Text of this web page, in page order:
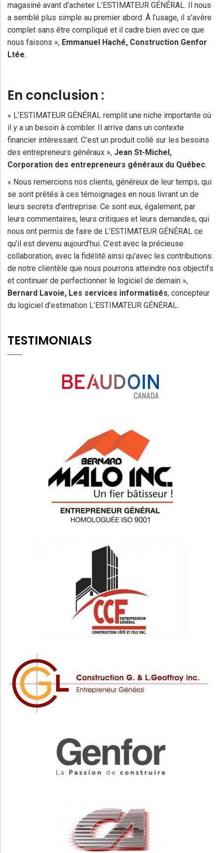
magasiné avant d’acheter L’ESTIMATEUR GÉNÉRAL. Il nous
a semblé plus simple au premier abord. À l’usage, il s’avère
complet sans être compliqué et il cadre bien avec ce que
nous faisons », Emmanuel Haché, Construction Genfor
Ltée.
En conclusion :
« L’ESTIMATEUR GÉNÉRAL remplit une niche importante où
il y a un besoin à combler. Il arrive dans un contexte
financier intéressant. C’est un produit collé sur les besoins
des entrepreneurs généraux », Jean St-Michel,
Corporation des entrepreneurs généraux du Québec.
« Nous remercions nos clients, généreux de leur temps, qui
se sont prêtés à ces témoignages en nous livrant un de
leurs secrets d’entreprise. Ce sont eux, également, par
leurs commentaires, leurs critiques et leurs demandes, qui
nous ont permis de faire de L’ESTIMATEUR GÉNÉRAL ce
qu’il est devenu aujourd’hui. C’est avec la précieuse
collaboration, avec la fidélité ainsi qu’avec les contributions
de notre clientèle que nous pourrons atteindre nos objectifs
et continuer de perfectionner le logiciel de demain »,
Bernard Lavoie, Les services informatisés, concepteur
du logiciel d’estimation L’ESTIMATEUR GÉNÉRAL.
TESTIMONIALS